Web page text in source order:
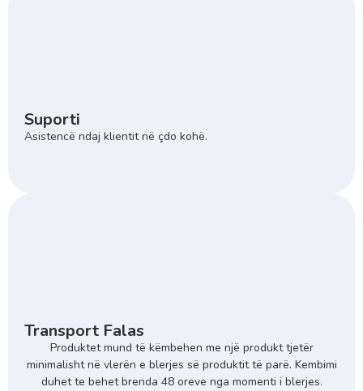
Suporti
Asistencë ndaj klientit në çdo kohë.
Transport Falas
Produktet mund të këmbehen me një produkt tjetër
minimalisht në vlerën e blerjes së produktit të parë. Kembimi
duhet te behet brenda 48 oreve nga momenti i blerjes.